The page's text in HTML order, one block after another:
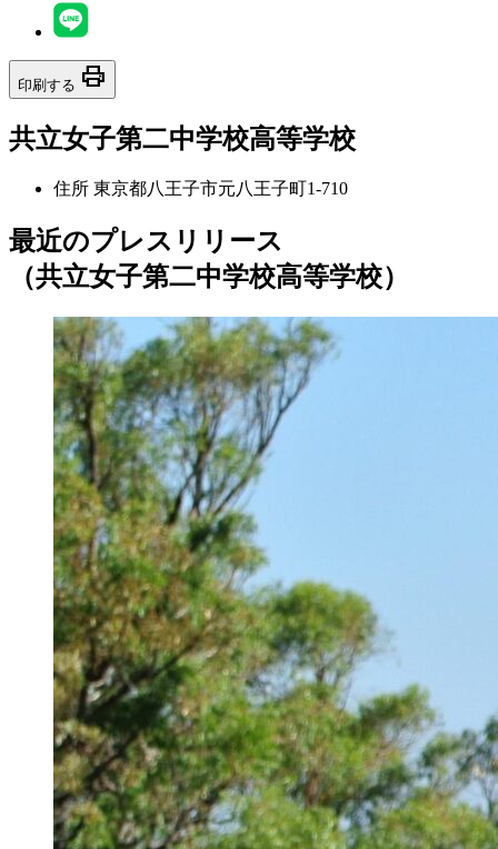
印刷する print
共立女子第二中学校高等学校
住所 東京都八王子市元八王子町1-710
最近のプレスリリース
（共立女子第二中学校高等学校）